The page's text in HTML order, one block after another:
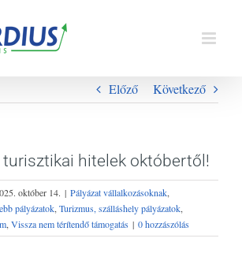
Előző Következő
hitelek októbertől!
október 14. | Pályázat vállalkozásoknak
pályázatok Turizmus, szálláshely pályázatok
Vissza nem térítendő támogatás | 0 hozzászólás